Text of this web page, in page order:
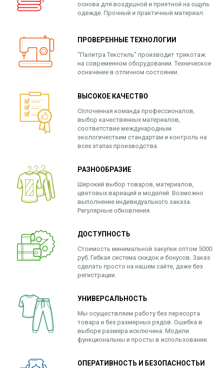
основа для воздушной и приятной на ощупь
одежде. Прочный и практичный материал.
ПРОВЕРЕННЫЕ ТЕХНОЛОГИИ
“Палитра Текстиль” производит трикотаж
на современном оборудовании. Техническое
осначение в отличном состоянии.
ВЫСОКОЕ КАЧЕСТВО
Сплоченная команда профессионалов,
выбор качественных материалов,
соответствие международным
экологичестким стандартам и контроль на
всех этапах производства.
РАЗНООБРАЗИЕ
Широкий выбор товаров, материалов,
цветовых вариаций и моделей. Возможно
выполнение индивидуального заказа.
Регулярные обновления.
ДОСТУПНОСТЬ
Стоимость минимальной закупки оптом 5000
руб. Гибкая система скидок и бонусов. Заказ
сделать просто на нашем сайте, даже без
регистрации.
УНИВЕРСАЛЬНОСТЬ
Мы осуществляем работу без пересорта
товара и без размерных рядов. Ошибка в
выборе размера исключена. Модели
функциональны и просты в использовании.
ОПЕРАТИВНОСТЬ И БЕЗОПАСНОСТЬИ